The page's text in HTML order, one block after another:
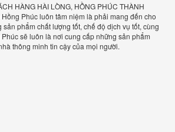
HÀNG HÀI LÒNG, HỒNG PHÚC THÀNH
Hồng Phúc luôn tâm niệm là phải mang đến cho
phẩm chất lượng tốt, chế độ dịch vụ tốt, cùng
sẽ luôn là nơi cung cấp những sản phẩm
thông minh tin cậy của mọi người.